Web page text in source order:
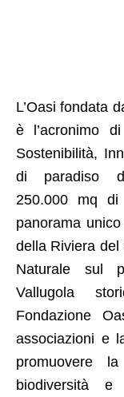
L’Oasi fondata
è l’acronimo
Sostenibilità,
di paradiso
250.000 mq
panorama
della Riviera del
Naturale sul
Vallugola
Fondazione
associazioni e
promuovere
biodiversità